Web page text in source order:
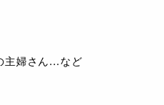
主婦さん…など